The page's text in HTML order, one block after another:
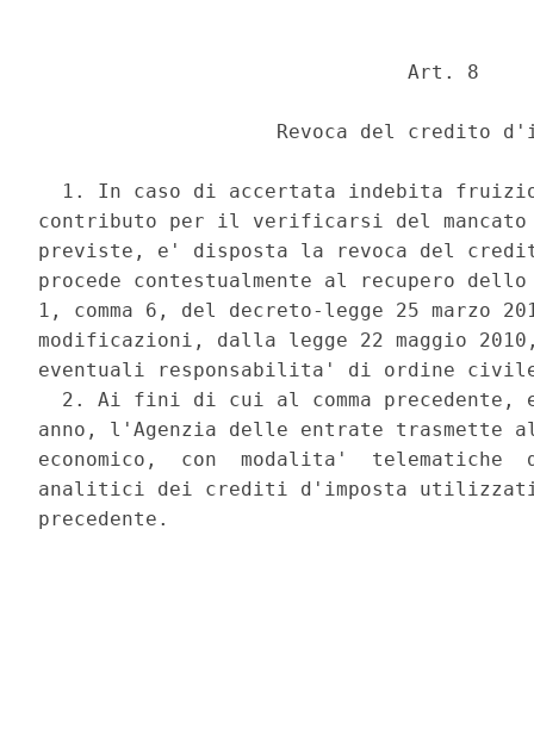
                               Art. 8
Revoca del credito
1. In caso di accertata indebita
contributo per il verificarsi del
previste, e' disposta la revoca del
procede contestualmente al recupero
1, comma 6, del decreto-legge 25 marzo
modificazioni, dalla legge 22 maggio
eventuali responsabilita' di ordine
2. Ai fini di cui al comma precedente,
anno, l'Agenzia delle entrate trasmette
economico,  con  modalita'
analitici dei crediti d'imposta utilizzati